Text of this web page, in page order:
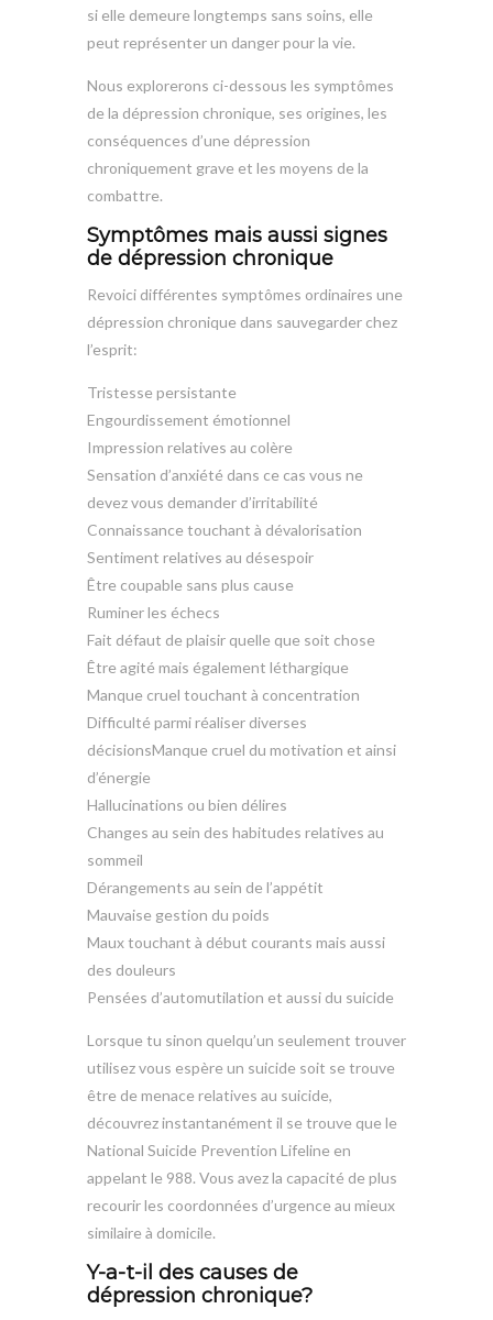
si elle demeure longtemps sans soins, elle
peut représenter un danger pour la vie.
Nous explorerons ci-dessous les symptômes
de la dépression chronique, ses origines, les
conséquences d’une dépression
chroniquement grave et les moyens de la
combattre.
Symptômes mais aussi signes
de dépression chronique
Revoici différentes symptômes ordinaires une
dépression chronique dans sauvegarder chez
l’esprit:
Tristesse persistante
Engourdissement émotionnel
Impression relatives au colère
Sensation d’anxiété dans ce cas vous ne
devez vous demander d’irritabilité
Connaissance touchant à dévalorisation
Sentiment relatives au désespoir
Être coupable sans plus cause
Ruminer les échecs
Fait défaut de plaisir quelle que soit chose
Être agité mais également léthargique
Manque cruel touchant à concentration
Difficulté parmi réaliser diverses
décisionsManque cruel du motivation et ainsi
d’énergie
Hallucinations ou bien délires
Changes au sein des habitudes relatives au
sommeil
Dérangements au sein de l’appétit
Mauvaise gestion du poids
Maux touchant à début courants mais aussi
des douleurs
Pensées d’automutilation et aussi du suicide
Lorsque tu sinon quelqu’un seulement trouver
utilisez vous espère un suicide soit se trouve
être de menace relatives au suicide,
découvrez instantanément il se trouve que le
National Suicide Prevention Lifeline en
appelant le 988. Vous avez la capacité de plus
recourir les coordonnées d’urgence au mieux
similaire à domicile.
Y-a-t-il des causes de
dépression chronique?